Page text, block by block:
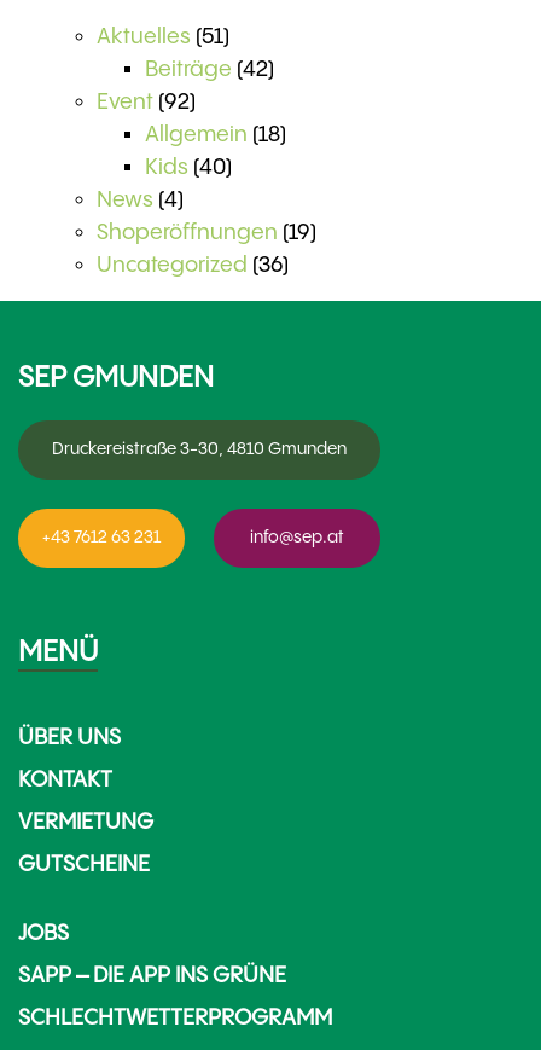
Aktuelles (51)
Beiträge (42)
Event (92)
Allgemein (18)
Kids (40)
News (4)
Shoperöffnungen (19)
Uncategorized (36)
SEP GMUNDEN
Druckereistraße 3-30, 4810 Gmunden
+43 7612 63 231 info@sep.at
MENÜ
ÜBER UNS
KONTAKT
VERMIETUNG
GUTSCHEINE
JOBS
SAPP – DIE APP INS GRÜNE
SCHLECHTWETTERPROGRAMM